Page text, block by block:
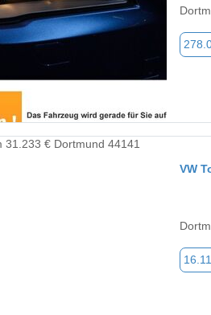
VW